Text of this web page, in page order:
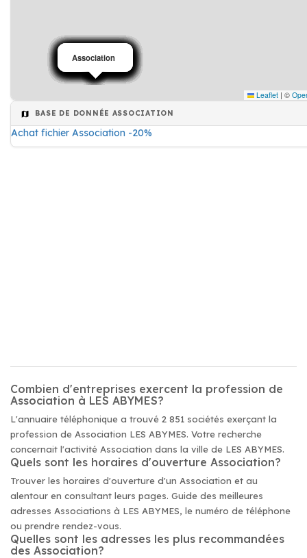
Association
Association
Association
Association
Association
Association
Association
Association
Association
Association
Association
Association
Association
Association
Association
Association
Association
Association
Association
Leaflet | ©
BASE DE DONNÉE ASSOCIATION
Achat fichier Association -20%
Combien d'entreprises exercent la profession de
Association à LES ABYMES?
L'annuaire téléphonique a trouvé 2 851 sociétés exerçant la
profession de Association LES ABYMES. Votre recherche
concernait l'activité Association dans la ville de LES ABYMES.
Quels sont les horaires d'ouverture Association?
Trouver les horaires d'ouverture d'un Association et au
alentour en consultant leurs pages. Guide des meilleures
adresses Associations à LES ABYMES, le numéro de téléphone
ou prendre rendez-vous.
Quelles sont les adresses les plus recommandées
des Association?